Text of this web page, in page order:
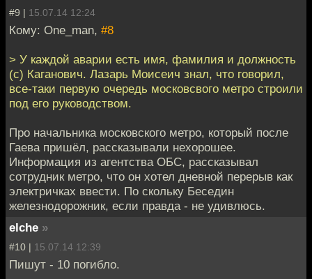
#9 | 15.07.14 12:24
Кому: One_man, #8
> У каждой аварии есть имя, фамилия и должность
(c) Каганович. Лазарь Моисеич знал, что говорил,
все-таки первую очередь московсвого метро строили
под его руководством.
Про начальника московского метро, который после
Гаева пришёл, рассказывали нехорошее.
Информация из агентства ОБС, рассказывал
сотрудник метро, что он хотел дневной перерыв как
электричках ввести. По скольку Беседин
железнодорожник, если правда - не удивлюсь.
elche »
#10 | 15.07.14 12:39
Пишут - 10 погибло.